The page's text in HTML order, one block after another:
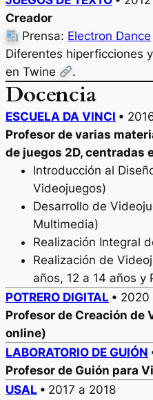
Creador
Prensa: Electron Dance
Diferentes hiperficciones
en Twine
.
Docencia
ESCUELA DA VINCI •
Profesor de varias
de juegos 2D, centradas
Introducción al
Videojuegos)
Desarrollo de
Multimedia)
Realización Integral
Realización de
años, 12 a 14 años y
POTRERO DIGITAL • 2020
Profesor de Creación de
online)
LABORATORIO DE GUIÓN
Profesor de Guión para
USAL • 2017 a 2018